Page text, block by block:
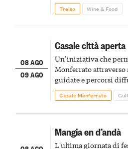
Treiso Wine & Food
08 AGO
09 AGO
Casale città aperta
Un’iniziativa che
Monferrato
guidate e percorsi
Casale Monferrato
Mangia en d’andà
L'ultima giornata di